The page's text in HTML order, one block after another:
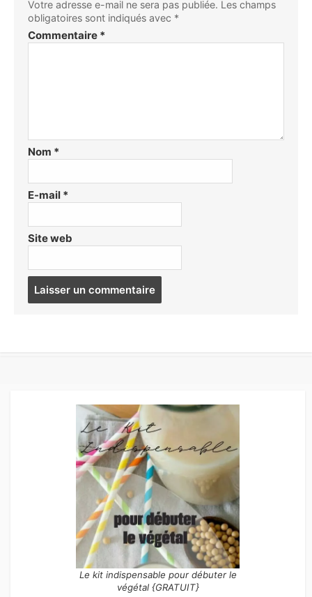
Votre adresse e-mail ne sera pas publiée. Les champs
obligatoires sont indiqués avec *
Commentaire *
Nom *
E-mail *
Site web
Le kit indispensable pour débuter le
végétal {GRATUIT}